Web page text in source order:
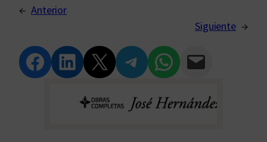
← Anterior
Siguiente →
Compartir en Facebook Compartir en LinkedIn Compartir en Twitter Compartir en Telegram Compartir en WhatsApp Compartir vía Email